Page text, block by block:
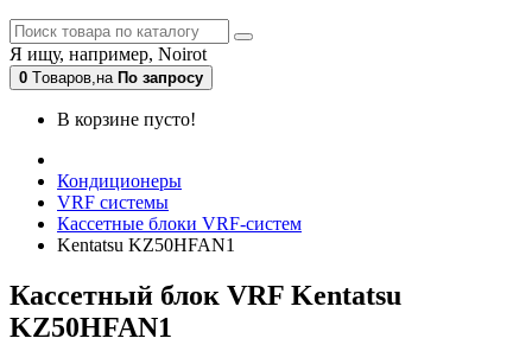
Я ищу, например, Noirot
0 Tоваров,на По запросу
В корзине пусто!
Кондиционеры
VRF системы
Кассетные блоки VRF-систем
Kentatsu KZ50HFAN1
Кассетный блок VRF Kentatsu
KZ50HFAN1